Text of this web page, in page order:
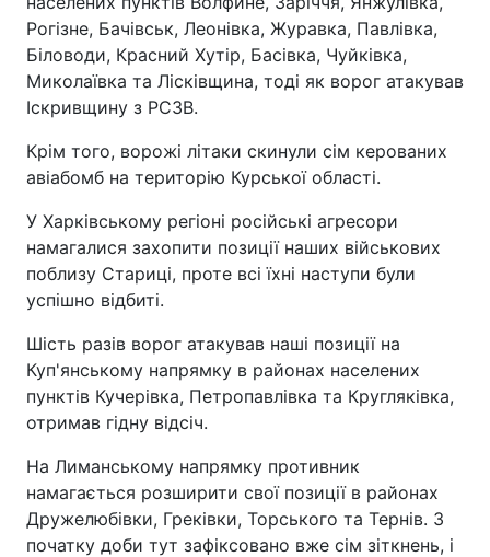
Рогізне, Бачівськ, Леонівка, Журавка, Павлівка,
Біловоди, Красний Хутір, Басівка, Чуйківка,
Миколаївка та Лісківщина, тоді як ворог атакував
Іскривщину з РСЗВ.
Крім того, ворожі літаки скинули сім керованих
авіабомб на територію Курської області.
У Харківському регіоні російські агресори
намагалися захопити позиції наших військових
поблизу Стариці, проте всі їхні наступи були
успішно відбиті.
Шість разів ворог атакував наші позиції на
Куп'янському напрямку в районах населених
пунктів Кучерівка, Петропавлівка та Кругляківка,
отримав гідну відсіч.
На Лиманському напрямку противник
намагається розширити свої позиції в районах
Дружелюбівки, Греківки, Торського та Тернів. З
початку доби тут зафіксовано вже сім зіткнень, і